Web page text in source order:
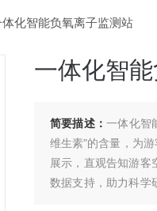
化智能负氧离子监测站
一体化智
简要描述： 一体化智
维生素"的含量，为
展示，直观告知游客
数据支持，助力科学